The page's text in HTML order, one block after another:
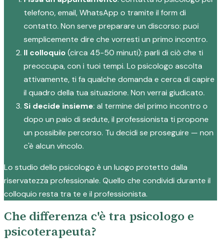
telefono, email, WhatsApp o tramite il form di
contatto. Non serve preparare un discorso: puoi
semplicemente dire che vorresti un primo incontro.
Il colloquio(circa 45-50 minuti): parli di ciò che ti
preoccupa, con i tuoi tempi. Lo psicologo ascolta
attivamente, ti fa qualche domanda e cerca di capire
il quadro della tua situazione. Non verrai giudicato.
Si decide insieme: al termine del primo incontro o
dopo un paio di sedute, il professionista ti propone
un possibile percorso. Tu decidi se proseguire — non
c'è alcun vincolo.
Lo studio dello psicologo è un luogo protetto dalla
riservatezza professionale. Quello che condividi durante il
colloquio resta tra te e il professionista.
Che differenza c'è tra psicologo e
psicoterapeuta?